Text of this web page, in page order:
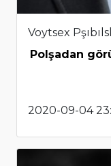
Voytsex
Polşadan
2020-09-04